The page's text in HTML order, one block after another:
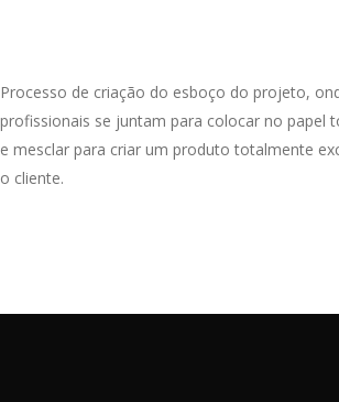
Processo de criação do esboço do projeto,
profissionais se juntam para colocar no papel
e mesclar para criar um produto totalmente
o cliente.